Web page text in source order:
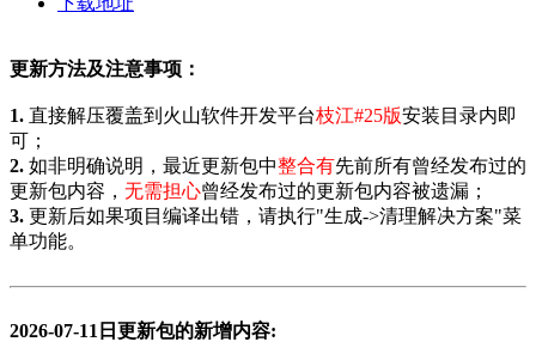
更新方法及注意事项：
1. 直接解压覆盖到火山软件开发平台枝江#25版安装目录内即
可；
2. 如非明确说明，最近更新包中整合有先前所有曾经发布过的
更新包内容， 无需担心曾经发布过的更新包内容被遗漏；
3. 更新后如果项目编译出错，请执行"生成->清理解决方案"菜
单功能。
2026-07-11日 更新包的新增内容: